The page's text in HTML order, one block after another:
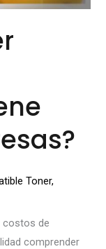
Toner,
costos de
comprender